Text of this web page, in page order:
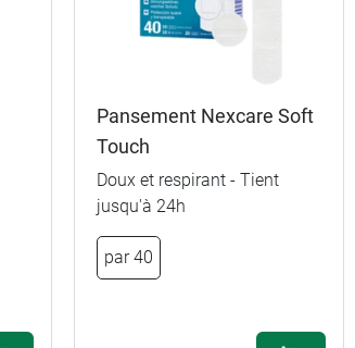
Pansement Nexcare Soft
Touch
Doux et respirant - Tient
jusqu'à 24h
par 40